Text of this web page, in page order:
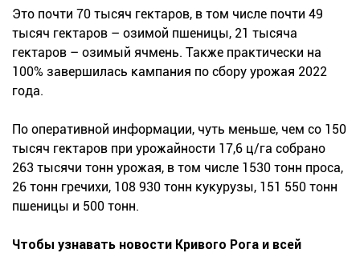
Это почти 70 тысяч гектаров, в том числе почти 49
тысяч гектаров – озимой пшеницы, 21 тысяча
гектаров – озимый ячмень. Также практически на
100% завершилась кампания по сбору урожая 2022
года.
По оперативной информации, чуть меньше, чем со 150
тысяч гектаров при урожайности 17,6 ц/га собрано
263 тысячи тонн урожая, в том числе 1530 тонн проса,
26 тонн гречихи, 108 930 тонн кукурузы, 151 550 тонн
пшеницы и 500 тонн.
Чтобы узнавать новости Кривого Рога и всей